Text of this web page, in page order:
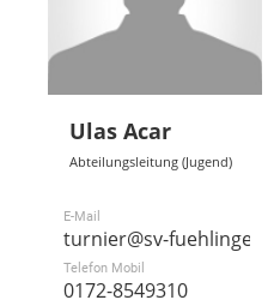
Ulas Acar
Abteilungsleitung (Jugend)
E-Mail
turnier@sv-fuehlingen.de
Telefon Mobil
0172-8549310